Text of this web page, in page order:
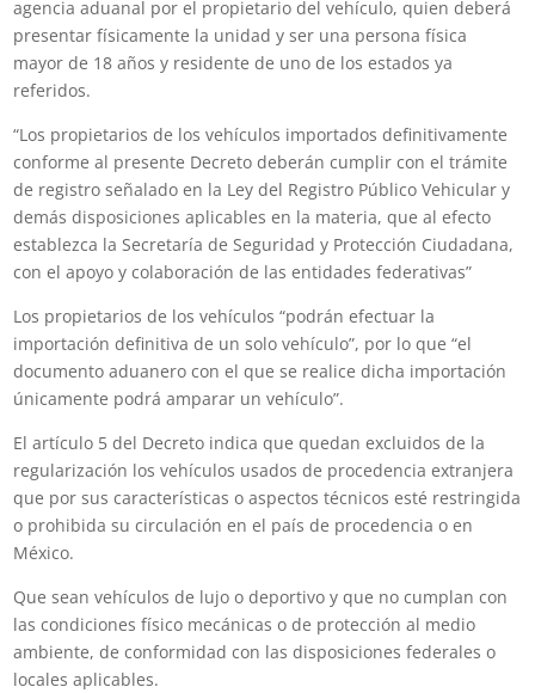
agencia aduanal por el propietario del vehículo, quien deberá
presentar físicamente la unidad y ser una persona física
mayor de 18 años y residente de uno de los estados ya
referidos.
“Los propietarios de los vehículos importados definitivamente
conforme al presente Decreto deberán cumplir con el trámite
de registro señalado en la Ley del Registro Público Vehicular y
demás disposiciones aplicables en la materia, que al efecto
establezca la Secretaría de Seguridad y Protección Ciudadana,
con el apoyo y colaboración de las entidades federativas”
Los propietarios de los vehículos “podrán efectuar la
importación definitiva de un solo vehículo”, por lo que “el
documento aduanero con el que se realice dicha importación
únicamente podrá amparar un vehículo”.
El artículo 5 del Decreto indica que quedan excluidos de la
regularización los vehículos usados de procedencia extranjera
que por sus características o aspectos técnicos esté restringida
o prohibida su circulación en el país de procedencia o en
México.
Que sean vehículos de lujo o deportivo y que no cumplan con
las condiciones físico mecánicas o de protección al medio
ambiente, de conformidad con las disposiciones federales o
locales aplicables.